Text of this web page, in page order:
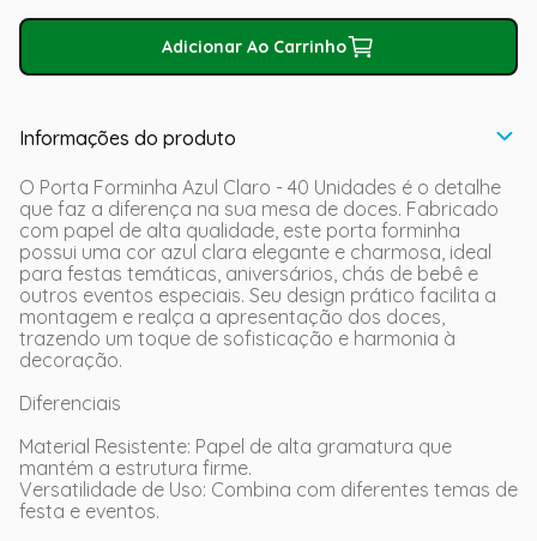
Adicionar Ao Carrinho
Informações do produto
O Porta Forminha Azul Claro - 40 Unidades é o detalhe
que faz a diferença na sua mesa de doces. Fabricado
com papel de alta qualidade, este porta forminha
possui uma cor azul clara elegante e charmosa, ideal
para festas temáticas, aniversários, chás de bebê e
outros eventos especiais. Seu design prático facilita a
montagem e realça a apresentação dos doces,
trazendo um toque de sofisticação e harmonia à
decoração.
Diferenciais
Material Resistente: Papel de alta gramatura que
mantém a estrutura firme.
Versatilidade de Uso: Combina com diferentes temas de
festa e eventos.